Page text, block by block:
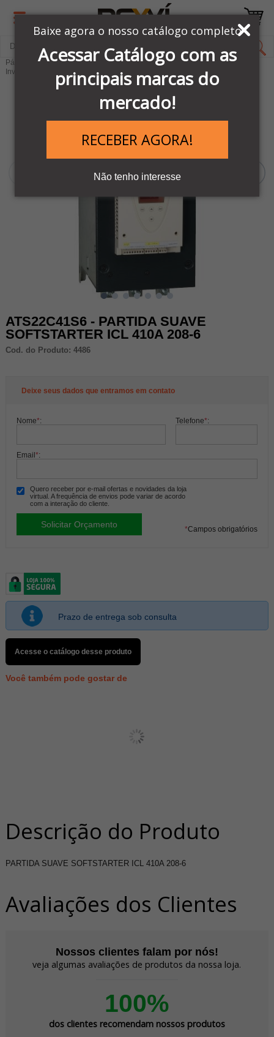
Baixe agora o nosso catálogo completo
Acessar Catálogo com as
principais marcas do
mercado!
RECEBER AGORA!
Não tenho interesse
Página Inicial
LINHA AUTOMAÇÃO SCHNEIDER
Inversores e Soft Starters
Soft Start - Partida Sauve
ATS22C41S6 - PARTIDA SUAVE
SOFTSTARTER ICL 410A 208-6
Cod. do Produto: 4486
Deixe seus dados que entramos em contato
Nome*: Telefone*:
Email*:
Quero receber por e-mail ofertas e novidades da loja
virtual. A frequência de envios pode variar de acordo
com a interação do cliente.
*Campos obrigatórios
Prazo de entrega sob consulta
Acesse o catálogo desse produto
Você também pode gostar de
Descrição do Produto
PARTIDA SUAVE SOFTSTARTER ICL 410A 208-6
Avaliações dos Clientes
Nossos clientes falam por nós!
veja algumas avaliações de produtos da nossa loja.
100%
dos clientes recomendam nossos produtos